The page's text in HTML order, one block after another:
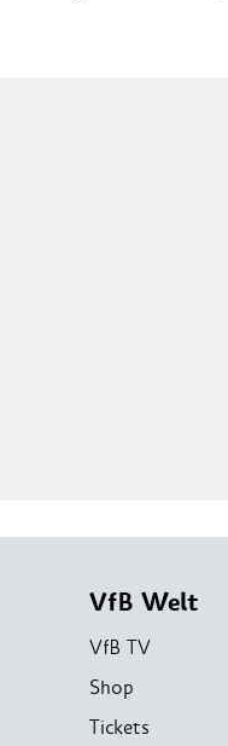
VfB Welt
VfB TV
Shop
Tickets